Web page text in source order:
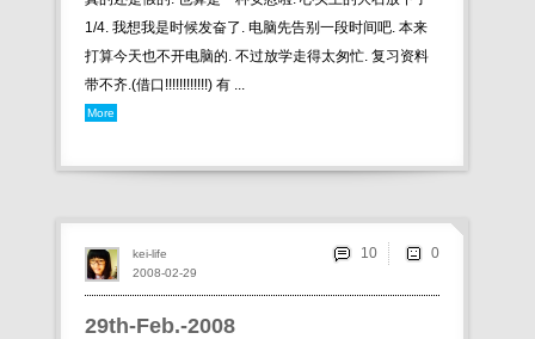
1/4. 我想我是时候发奋了. 电脑先告别一段时间吧. 本来
打算今天也不开电脑的. 不过放学走得太匆忙. 复习资料
带不齐.(借口!!!!!!!!!!!!) 有 ...
More
29th-Feb.-2008
2008-02-29
kei-life 10